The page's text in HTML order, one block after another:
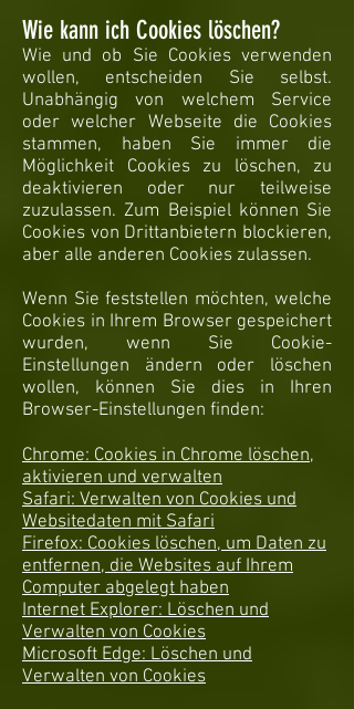
Wie kann ich Cookies löschen?
Wie und ob Sie Cookies verwenden
wollen, entscheiden Sie selbst.
Unabhängig von welchem Service
oder welcher Webseite die Cookies
stammen, haben Sie immer die
Möglichkeit Cookies zu löschen, zu
deaktivieren oder nur teilweise
zuzulassen. Zum Beispiel können Sie
Cookies von Drittanbietern blockieren,
aber alle anderen Cookies zulassen.
Wenn Sie feststellen möchten, welche
Cookies in Ihrem Browser gespeichert
wurden, wenn Sie Cookie-
Einstellungen ändern oder löschen
wollen, können Sie dies in Ihren
Browser-Einstellungen finden:
Chrome: Cookies in Chrome löschen,
aktivieren und verwalten
Safari: Verwalten von Cookies und
Websitedaten mit Safari
Firefox: Cookies löschen, um Daten zu
entfernen, die Websites auf Ihrem
Computer abgelegt haben
Internet Explorer: Löschen und
Verwalten von Cookies
Microsoft Edge: Löschen und
Verwalten von Cookies